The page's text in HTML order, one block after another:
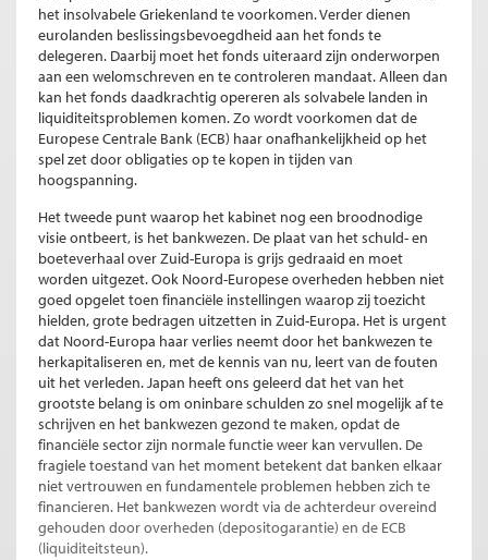
het insolvabele Griekenland te voorkomen. Verder dienen
eurolanden beslissingsbevoegdheid aan het fonds te
delegeren. Daarbij moet het fonds uiteraard zijn onderworpen
aan een welomschreven en te controleren mandaat. Alleen dan
kan het fonds daadkrachtig opereren als solvabele landen in
liquiditeitsproblemen komen. Zo wordt voorkomen dat de
Europese Centrale Bank (ECB) haar onafhankelijkheid op het
spel zet door obligaties op te kopen in tijden van
hoogspanning.
Het tweede punt waarop het kabinet nog een broodnodige
visie ontbeert, is het bankwezen. De plaat van het schuld- en
boeteverhaal over Zuid-Europa is grijs gedraaid en moet
worden uitgezet. Ook Noord-Europese overheden hebben niet
goed opgelet toen financiële instellingen waarop zij toezicht
hielden, grote bedragen uitzetten in Zuid-Europa. Het is urgent
dat Noord-Europa haar verlies neemt door het bankwezen te
herkapitaliseren en, met de kennis van nu, leert van de fouten
uit het verleden. Japan heeft ons geleerd dat het van het
grootste belang is om oninbare schulden zo snel mogelijk af te
schrijven en het bankwezen gezond te maken, opdat de
financiële sector zijn normale functie weer kan vervullen. De
fragiele toestand van het moment betekent dat banken elkaar
niet vertrouwen en fundamentele problemen hebben zich te
financieren. Het bankwezen wordt via de achterdeur overeind
gehouden door overheden (depositogarantie) en de ECB
(liquiditeitsteun).